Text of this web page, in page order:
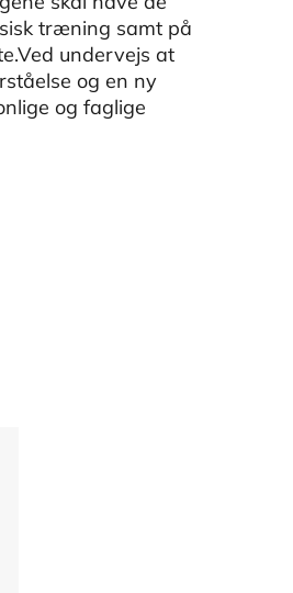
træning samt på
undervejs at
og en ny
og faglige